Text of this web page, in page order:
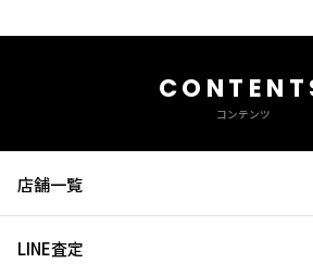
コンテンツ
店舗一覧
LINE査定